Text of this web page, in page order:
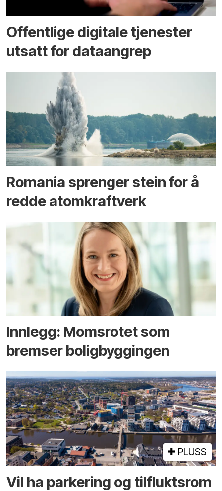
Offentlige digitale tjenester
utsatt for dataangrep
Romania sprenger stein for å
redde atomkraftverk
Innlegg: Moms­rotet som
bremser bolig­byggingen
PLUSS
Vil ha parkering og tilflukts­rom